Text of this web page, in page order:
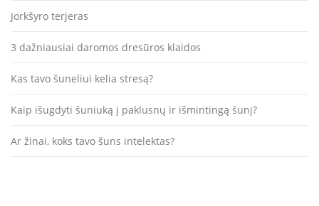
Jorkšyro terjeras
3 dažniausiai daromos dresūros klaidos
Kas tavo šuneliui kelia stresą?
Kaip išugdyti šuniuką į paklusnų ir išmintingą šunį?
Ar žinai, koks tavo šuns intelektas?